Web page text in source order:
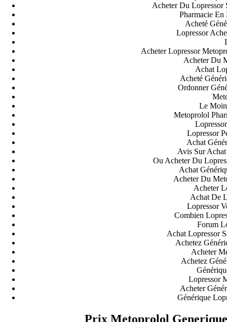
Acheter Du Lopressor
Pharmacie
Acheté
Lopressor
Acheter Lopressor
Acheter Du
Achat
Acheté
Ordonner
Le
Metoprolol
Lopressor
Achat
Avis Sur
Ou Acheter Du
Achat
Acheter Du
Acheter
Achat De
Lopressor
Combien
Forum
Achat Lopressor
Achetez
Acheter
Achetez
Lopressor
Acheter
Générique
Prix Metoprolol
Categories